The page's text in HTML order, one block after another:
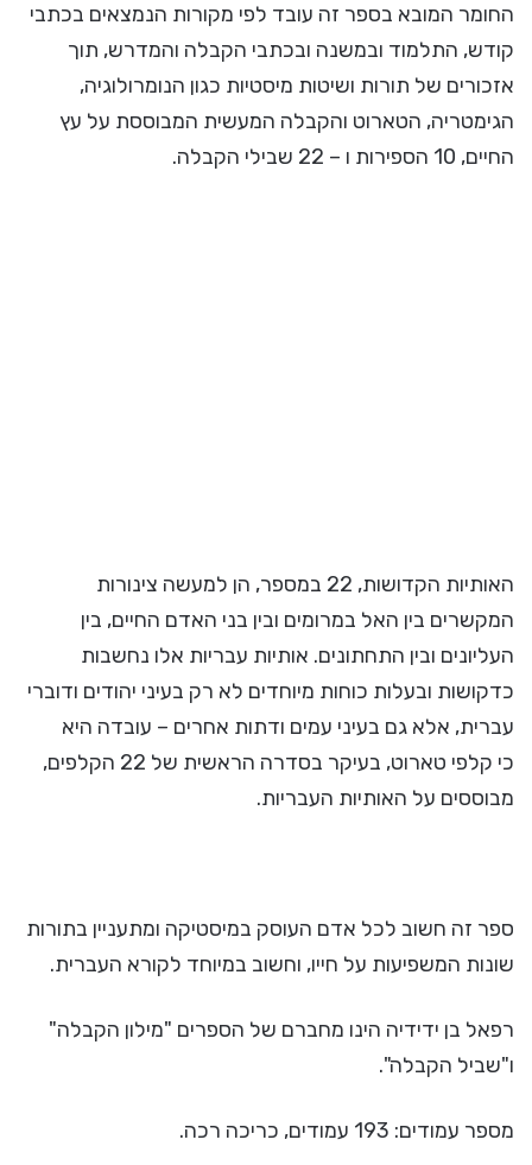
החומר המובא בספר זה עובד לפי מקורות הנמצאים בכתבי
קודש, התלמוד ובמשנה ובכתבי הקבלה והמדרש, תוך
אזכורים של תורות ושיטות מיסטיות כגון הנומרולוגיה,
הגימטריה, הטארוט והקבלה המעשית המבוססת על עץ
החיים, 10 הספירות ו – 22 שבילי הקבלה.
האותיות הקדושות, 22 במספר, הן למעשה צינורות
המקשרים בין האל במרומים ובין בני האדם החיים, בין
העליונים ובין התחתונים. אותיות עבריות אלו נחשבות
כדקושות ובעלות כוחות מיוחדים לא רק בעיני יהודים ודוברי
עברית, אלא גם בעיני עמים ודתות אחרים – עובדה היא
כי קלפי טארוט, בעיקר בסדרה הראשית של 22 הקלפים,
מבוססים על האותיות העבריות.
ספר זה חשוב לכל אדם העוסק במיסטיקה ומתעניין בתורות
שונות המשפיעות על חייו, וחשוב במיוחד לקורא העברית.
רפאל בן ידידיה הינו מחברם של הספרים "מילון הקבלה"
ו"שביל הקבלה".
מספר עמודים: 193 עמודים, כריכה רכה.